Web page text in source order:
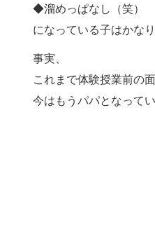
◆溜めっぱなし（笑）
になっている子はかな
事実、
これまで体験授業前の
今はもうパパとなってい